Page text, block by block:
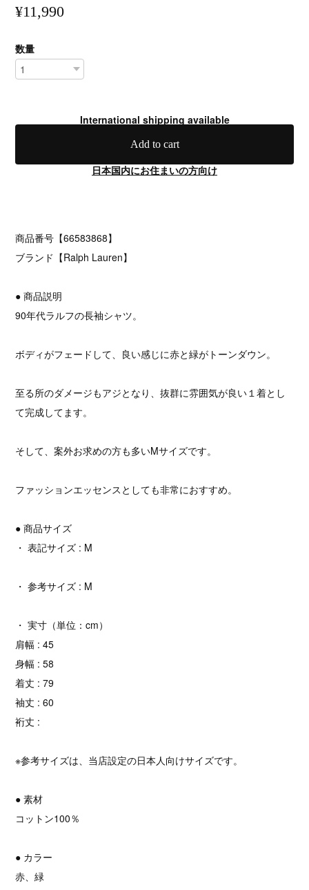
¥11,990
数量
International shipping available
Add to cart
日本国内にお住まいの方向け
商品番号【66583868】
ブランド【Ralph Lauren】
● 商品説明
90年代ラルフの長袖シャツ。
ボディがフェードして、良い感じに赤と緑がトーンダウン。
至る所のダメージもアジとなり、抜群に雰囲気が良い１着とし
て完成してます。
そして、案外お求めの方も多いMサイズです。
ファッションエッセンスとしても非常におすすめ。
● 商品サイズ
・ 表記サイズ : M
・ 参考サイズ : M
・ 実寸（単位：cm）
肩幅 : 45
身幅 : 58
着丈 : 79
袖丈 : 60
裄丈 :
※参考サイズは、当店設定の日本人向けサイズです。
● 素材
コットン100％
● カラー
赤、緑